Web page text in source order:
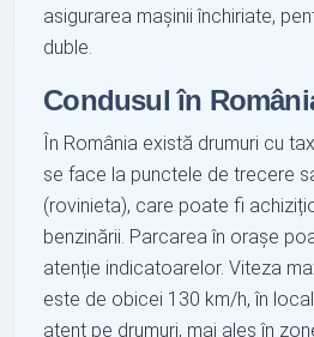
asigurarea mașinii închiriate,
duble.
Condusul în
În România există drumuri cu
se face la punctele de trecere
(rovinieta), care poate fi
benzinării. Parcarea în orașe
atenție indicatoarelor. Viteza
este de obicei 130 km/h, în
atent pe drumuri, mai ales în